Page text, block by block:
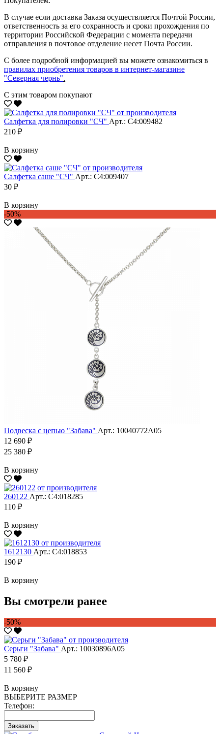
В случае если доставка Заказа осуществляется Почтой России,
ответственность за его сохранность и сроки прохождения по
территории Российской Федерации с момента передачи
отправления в почтовое отделение несет Почта России.
С более подробной информацией вы можете ознакомиться в
правилах приобретения товаров в интернет-магазине
"Северная чернь".
С этим товаром покупают
Салфетка для полировки "CЧ" Арт.: С4:009482
210 ₽
В корзину
Салфетка саше "CЧ" Арт.: С4:009407
30 ₽
В корзину
-50%
Подвеска с цепью "Забава" Арт.: 10040772А05
12 690 ₽
25 380 ₽
В корзину
260122 Арт.: С4:018285
110 ₽
В корзину
1612130 Арт.: С4:018853
190 ₽
В корзину
Вы смотрели ранее
-50%
Серьги "Забава" Арт.: 10030896А05
5 780 ₽
11 560 ₽
В корзину
ВЫБЕРИТЕ РАЗМЕР
Телефон:
Заказать